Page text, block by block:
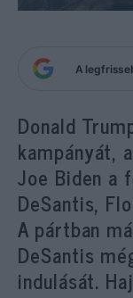
A
Donald
kampányát,
Joe Biden a
DeSantis,
A pártban
DeSantis
indulását.